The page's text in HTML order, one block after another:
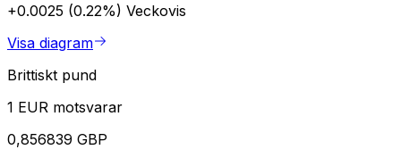
+0.0025 (0.22%) Veckovis
Visa diagram
Brittiskt pund
1 EUR motsvarar
0,856839 GBP